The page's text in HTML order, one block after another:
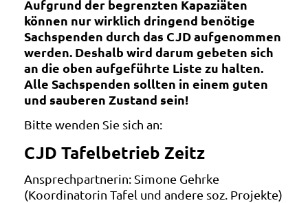
Aufgrund der begrenzten Kapaziäten
können nur wirklich dringend benötige
Sachspenden durch das CJD aufgenommen
werden. Deshalb wird darum gebeten sich
an die oben aufgeführte Liste zu halten.
Alle Sachspenden sollten in einem guten
und sauberen Zustand sein!
Bitte wenden Sie sich an:
CJD Tafelbetrieb Zeitz
Ansprechpartnerin: Simone Gehrke
(Koordinatorin Tafel und andere soz. Projekte)